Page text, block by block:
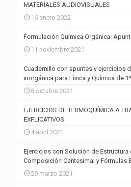
MATERIALES AUDIOVISUALES
16 enero 2022
Formulación Química Orgánica:
11 noviembre 2021
Cuadernillo con apuntes y ejercicios
inorgánica para Física y Química de
8 octubre 2021
EJERCICIOS DE TERMOQUÍMICA A
EXPLICATIVOS
4 abril 2021
Ejercicios con Solución de Estructura
Composición Centesimal y Fórmulas
29 marzo 2021